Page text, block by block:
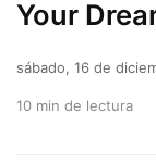
Your
sábado, 16 de
10 min de lectura